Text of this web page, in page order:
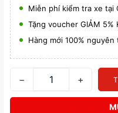
Miễn phí kiểm tra xe tại
Tặng voucher GIẢM
Hàng mới 100% nguyên
− +